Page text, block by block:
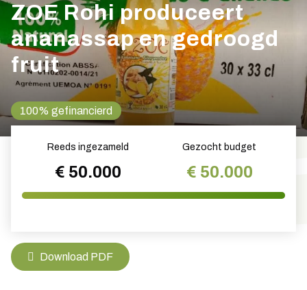
ZOE Rohi produceert
ananassap en gedroogd
fruit
100% gefinancierd
Reeds ingezameld
€ 50.000
Gezocht budget
€ 50.000
Download PDF